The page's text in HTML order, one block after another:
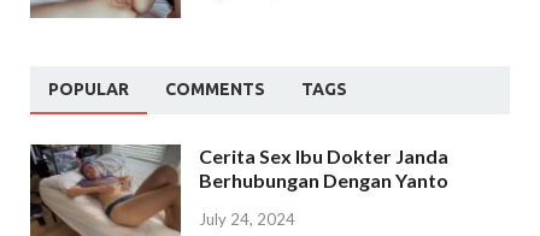
POPULAR COMMENTS TAGS
Cerita Sex Ibu Dokter Janda
Berhubungan Dengan Yanto
July 24, 2024